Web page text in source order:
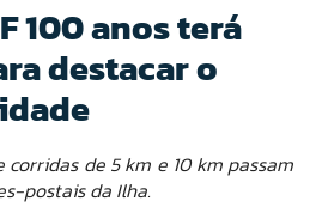
100 anos terá
destacar o
de 5 km e 10 km passam
postais da Ilha.